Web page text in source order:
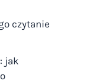
czytanie
jak